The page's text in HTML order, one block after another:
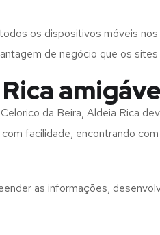
os dispositivos móveis
de negócio que os
Celorico da Beira, Aldeia Rica
facilidade, encontrando
as informações,